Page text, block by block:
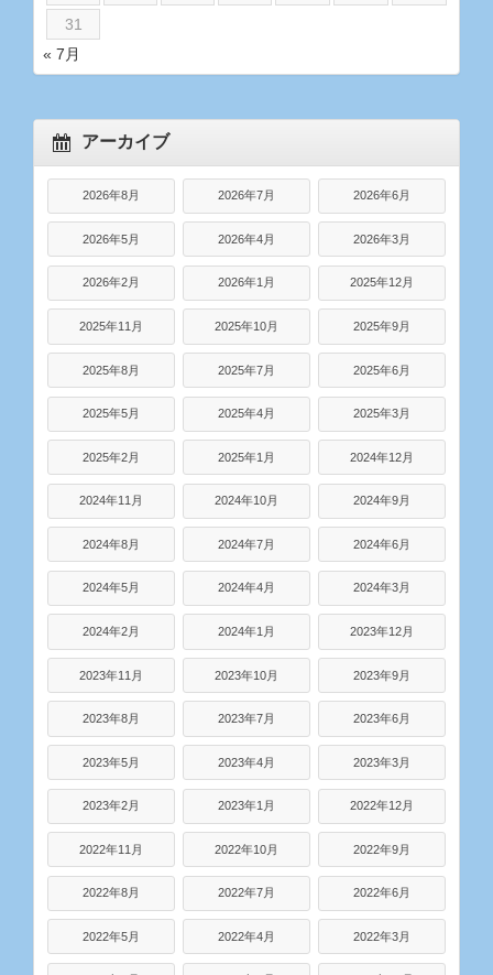
31
« 7月
アーカイブ
2026年8月 2026年7月 2026年6月
2026年5月 2026年4月 2026年3月
2026年2月 2026年1月 2025年12月
2025年11月 2025年10月 2025年9月
2025年8月 2025年7月 2025年6月
2025年5月 2025年4月 2025年3月
2025年2月 2025年1月 2024年12月
2024年11月 2024年10月 2024年9月
2024年8月 2024年7月 2024年6月
2024年5月 2024年4月 2024年3月
2024年2月 2024年1月 2023年12月
2023年11月 2023年10月 2023年9月
2023年8月 2023年7月 2023年6月
2023年5月 2023年4月 2023年3月
2023年2月 2023年1月 2022年12月
2022年11月 2022年10月 2022年9月
2022年8月 2022年7月 2022年6月
2022年5月 2022年4月 2022年3月